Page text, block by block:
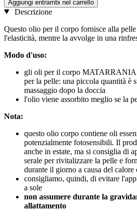
Aggiungi entrambi nel carrello
Descrizione
Questo olio per il corpo fornisce alla
l'elasticità, mentre la avvolge in una
Modo d'uso:
gli oli per il corpo MATARRANIA
per la pelle: una piccola quantità è
massaggio dopo la doccia
l'olio viene assorbito meglio se la
Nota:
questo olio corpo contiene oli
potenzialmente fotosensibili. Il
anche in estate, ma si consiglia di
serale per rivitalizzare la pelle e
durante il giorno a causa del
consigliamo, quindi, di evitare
a sole
non assumere durante la
allattamento